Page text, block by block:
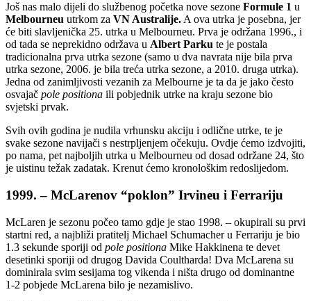
Još nas malo dijeli do službenog početka nove sezone Formule 1 u
Melbourneu utrkom za VN Australije. A ova utrka je posebna, jer
će biti slavljenička 25. utrka u Melbourneu. Prva je održana 1996., i
od tada se neprekidno održava u Albert Parku te je postala
tradicionalna prva utrka sezone (samo u dva navrata nije bila prva
utrka sezone, 2006. je bila treća utrka sezone, a 2010. druga utrka).
Jedna od zanimljivosti vezanih za Melbourne je ta da je jako često
osvajač pole positiona ili pobjednik utrke na kraju sezone bio
svjetski prvak.
Svih ovih godina je nudila vrhunsku akciju i odlične utrke, te je
svake sezone navijači s nestrpljenjem očekuju. Ovdje ćemo izdvojiti,
po nama, pet najboljih utrka u Melbourneu od dosad održane 24, što
je uistinu težak zadatak. Krenut ćemo kronološkim redoslijedom.
1999. – McLarenov “poklon” Irvineu i Ferrariju
McLaren je sezonu počeo tamo gdje je stao 1998. – okupirali su prvi
startni red, a najbliži pratitelj Michael Schumacher u Ferrariju je bio
1.3 sekunde sporiji od pole positiona Mike Hakkinena te devet
desetinki sporiji od drugog Davida Coultharda! Dva McLarena su
dominirala svim sesijama tog vikenda i ništa drugo od dominantne
1-2 pobjede McLarena bilo je nezamislivo.